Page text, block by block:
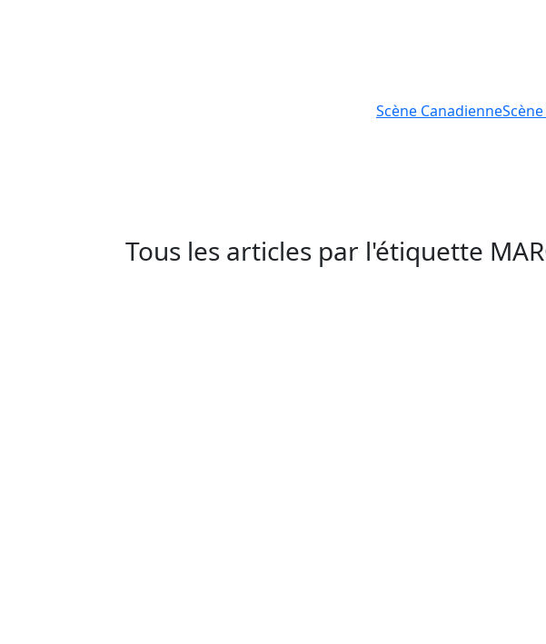
Scène CanadienneScène
Tous les articles par l'étiquette